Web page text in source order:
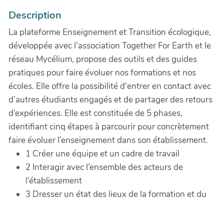
Description
La plateforme Enseignement et Transition écologique,
développée avec l’association Together For Earth et le
réseau Mycélium, propose des outils et des guides
pratiques pour faire évoluer nos formations et nos
écoles. Elle offre la possibilité d'entrer en contact avec
d’autres étudiants engagés et de partager des retours
d’expériences. Elle est constituée de 5 phases,
identifiant cinq étapes à parcourir pour concrètement
faire évoluer l’enseignement dans son établissement.
1 Créer une équipe et un cadre de travail
2 Interagir avec l’ensemble des acteurs de
l’établissement
3 Dresser un état des lieux de la formation et du